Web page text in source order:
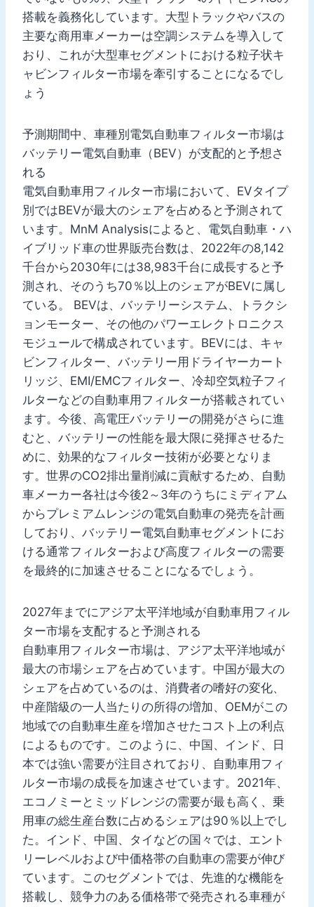
搭載を義務化しています。大型トラックやバスの
主要な商用車メーカーは空調システムを導入して
おり、これが大型車セグメントにおける粒子状キ
ャビンフィルター市場を牽引することになるでし
ょう
予測期間中、車種別電気自動車フィルター市場は
バッテリー電気自動車（BEV）が支配的と予想さ
れる
電気自動車用フィルター市場において、EVタイプ
別ではBEVが最大のシェアを占めると予測されて
います。MnM Analysisによると、電気自動車・ハ
イブリッド車の世界販売台数は、2022年の8,142
千台から2030年には38,983千台に成長すると予
測され、そのうち70％以上のシェアがBEVに属し
ている。 BEVは、バッテリーシステム、トラクシ
ョンモーター、その他のパワーエレクトロニクス
モジュールで構成されています。BEVには、キャ
ビンフィルター、バッテリー用ドライヤーカート
リッジ、EMI/EMCフィルター、冷却空気粒子フィ
ルターなどの自動車用フィルターが搭載されてい
ます。今後、高電圧バッテリーの開発がさらに進
むと、バッテリーの性能を最大限に発揮させるた
めに、効果的なフィルター技術が必要となりま
す。世界のCO2排出量削減に貢献するため、自動
車メーカー各社は今後2～3年のうちにミディアム
からプレミアムレンジの電気自動車の発売を計画
しており、バッテリー電気自動車セグメントにお
ける通常フィルターおよび高度フィルターの需要
を最終的に加速させることになるでしょう。
2027年までにアジア太平洋地域が自動車用フィル
ター市場を支配すると予測される
自動車用フィルター市場は、アジア太平洋地域が
最大の市場シェアを占めています。中国が最大の
シェアを占めているのは、消費者の嗜好の変化、
中産階級の一人当たりの所得の増加、OEMがこの
地域での自動車生産を増加させたコスト上の利点
によるものです。このように、中国、インド、日
本では強い需要が注目されており、自動車用フィ
ルター市場の成長を加速させています。2021年、
エコノミーとミッドレンジの需要が最も高く、乗
用車の総生産台数に占めるシェアは90％以上でし
た。インド、中国、タイなどの国々では、エント
リーレベルおよび中価格帯の自動車の需要が伸び
ています。このセグメントでは、先進的な機能を
搭載し、競争力のある価格帯で発売される車種が